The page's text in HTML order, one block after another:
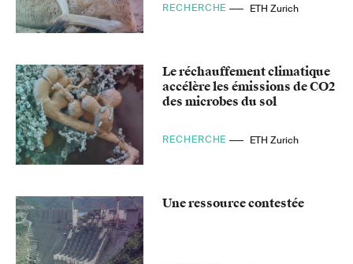
RECHERCHE ETH Zurich
Le réchauffement climatique
accélère les émissions de CO2
des microbes du sol
RECHERCHE ETH Zurich
Une ressource contestée